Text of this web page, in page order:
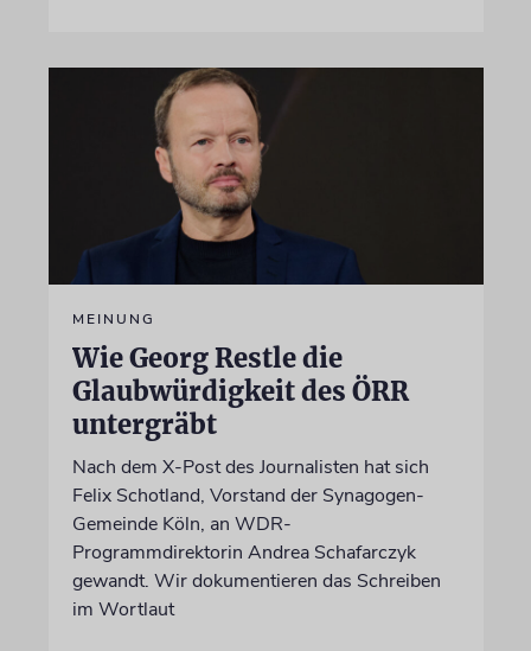
MEINUNG
Wie Georg Restle die
Glaubwürdigkeit des ÖRR
untergräbt
Nach dem X-Post des Journalisten hat sich
Felix Schotland, Vorstand der Synagogen-
Gemeinde Köln, an WDR-
Programmdirektorin Andrea Schafarczyk
gewandt. Wir dokumentieren das Schreiben
im Wortlaut